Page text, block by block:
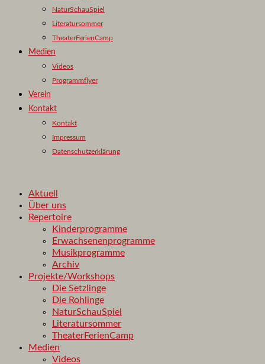
NaturSchauSpiel
Literatursommer
TheaterFerienCamp
Medien
Videos
Programmflyer
Verein
Kontakt
Kontakt
Impressum
Datenschutzerklärung
Aktuell
Über uns
Repertoire
Kinderprogramme
Erwachsenenprogramme
Musikprogramme
Archiv
Projekte/Workshops
Die Setzlinge
Die Rohlinge
NaturSchauSpiel
Literatursommer
TheaterFerienCamp
Medien
Videos